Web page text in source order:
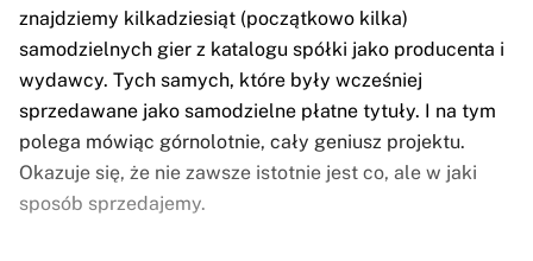
znajdziemy kilkadziesiąt (początkowo kilka)
samodzielnych gier z katalogu spółki jako producenta i
wydawcy. Tych samych, które były wcześniej
sprzedawane jako samodzielne płatne tytuły. I na tym
polega mówiąc górnolotnie, cały geniusz projektu.
Okazuje się, że nie zawsze istotnie jest co, ale w jaki
sposób sprzedajemy.